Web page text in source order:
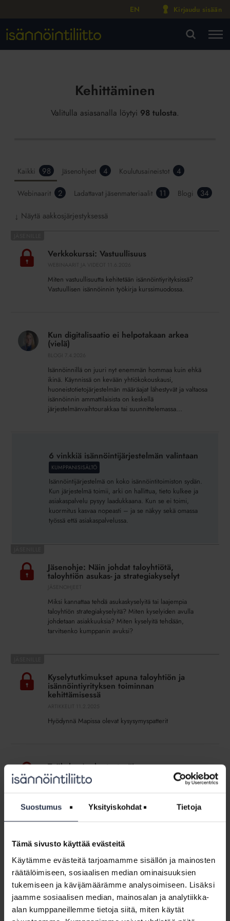
Suostumus Yksityiskohdat Tietoja
Tämä sivusto käyttää evästeitä
Käytämme evästeitä tarjoamamme sisällön ja mainosten
räätälöimiseen, sosiaalisen median ominaisuuksien
tukemiseen ja kävijämäärämme analysoimiseen. Lisäksi
jaamme sosiaalisen median, mainosalan ja analytiikka-
alan kumppaneillemme tietoja siitä, miten käytät
EN Kirjaudu sisään
Kehittäminen
Valitulla asiasanalla löytyi 98 tulosta.
Kaikki 98 Jäsenohjeet 4 Koulutusaineistot 4
Webinaarit 2 Ladattavat jäsenmateriaalit 11 Blogi 34
↓ Näytä aakkosjärjestyksessä
Vastuullisuus Verkkokurssi: Vastuullisuus
Miten vastuullisuutta kehitetään isännöintiyrityksissä?
Vastuullisen isännöinnin työkirja kurssimuodossa.
digitalisaatio
helpotakaan
Kun digitalisaatio ei helpotakaan arkea
(vielä)
Isännöinnillä on juuri nyt enemmän hommaa kuin ehkä
ikinä. Käynnissä on kevään yhtiökokouskausi,
huoneistotietojärjestelmän määräajat lähestyvät ja valtaosa
isännöinnin ammattilaisista on keskellä
järjestelmänvaihtourakkaa tai suunnittelemassa...
isännöintijärjestelmän6 vinkkiä isännöintijärjestelmän valintaan
KUMPPANISISÄLTÖ
Isännöintijärjestelmä on koko isännöintitoimiston sydän.
Kun järjestelmä toimii, arki on hallittua, tieto kulkee ja
asiakaspalvelu pysyy laadukkaana. Kun se ei toimi,
kuormitus kasvaa nopeasti – ja se näkyy sekä omassa
työssä että asiakaspalvelussa.
Näin
johdat
taloyhtiötä,
strategiakyselyt
Jäsenohje: Näin johdat taloyhtiötä,
taloyhtiön asukas- ja strategiakyselyt
Miksi kannattaa tehdä asukaskyselyitä tai laajempia
taloyhtiön strategiakyselyitä? Miten kyselyiden avulla
johdetaan asiakkuuksia? Miten kyselyitä tehdään,
tarvitsenko kumppanin avuksi?
apuna
taloyhtiön
kehittämisessä
Kyselytutkimukset apuna taloyhtiön ja
isännöintiyrityksen toiminnan
kehittämisessä
Hyödynnä Mapissa olevat kysysymyspatterit
Asukastyytyväisyys-,
asiakaskokemus-,
taloyhtiöstrategia-
yrityksen
Työkalu: Asukastyytyväisyys-,
asiakaskokemus-, taloyhtiöstrategia- ja
yrityksen henkilöstökyselyt (lisäpalvelu)
Asukkaiden ja hallitusten mielipiteet ovat kullanarvoisia
taloyhtiöiden ja isännöintiyrityksen toiminnan
palveluiden laatu paranisivat, kannattaa kysyä asukkailta ja
hallituksilta säännöllisesti. Isännöintiyrityksen toiminnan
kehittämisessä myös oman henkilökunnan mielipiteillä on
merkitystä: toimiiko johtaminen, onko työmäärä sopiva
ym.
Sisältö:
Työkalu: Asukastyytyväisyyskyselyn kysymykset
Työkalu: Asiakaskokemuskyselyn kysymykset